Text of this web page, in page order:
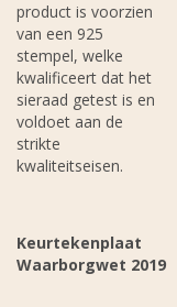
product is voorzien
van een 925
stempel, welke
kwalificeert dat het
sieraad getest is en
voldoet aan de
strikte
kwaliteitseisen.
Keurtekenplaat
Waarborgwet 2019